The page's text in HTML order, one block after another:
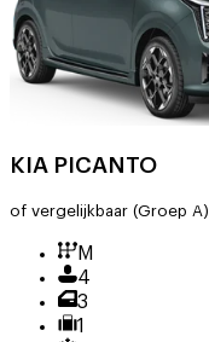
KIA PICANTO
of vergelijkbaar (Groep A)
M
4
3
1